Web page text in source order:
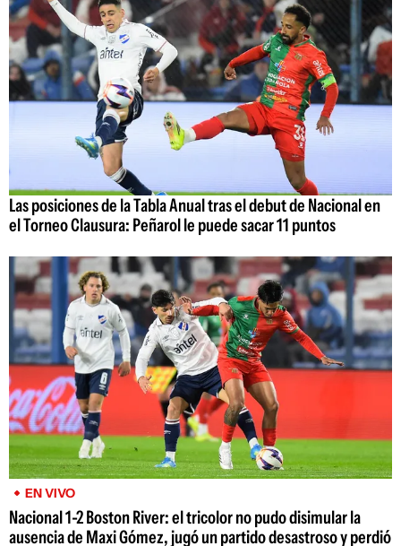
Las posiciones de la Tabla Anual tras el debut de Nacional en
el Torneo Clausura: Peñarol le puede sacar 11 puntos
EN VIVO
Nacional 1-2 Boston River: el tricolor no pudo disimular la
ausencia de Maxi Gómez, jugó un partido desastroso y perdió